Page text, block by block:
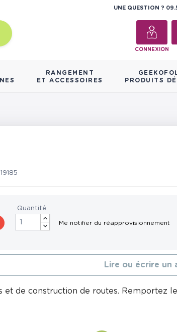
UNE QUESTION ?
CONNEXION
RANGEMENT
ET ACCESSOIRES
PRODUITS
Quantité
Lire ou écrire un
et de construction de routes. Remportez